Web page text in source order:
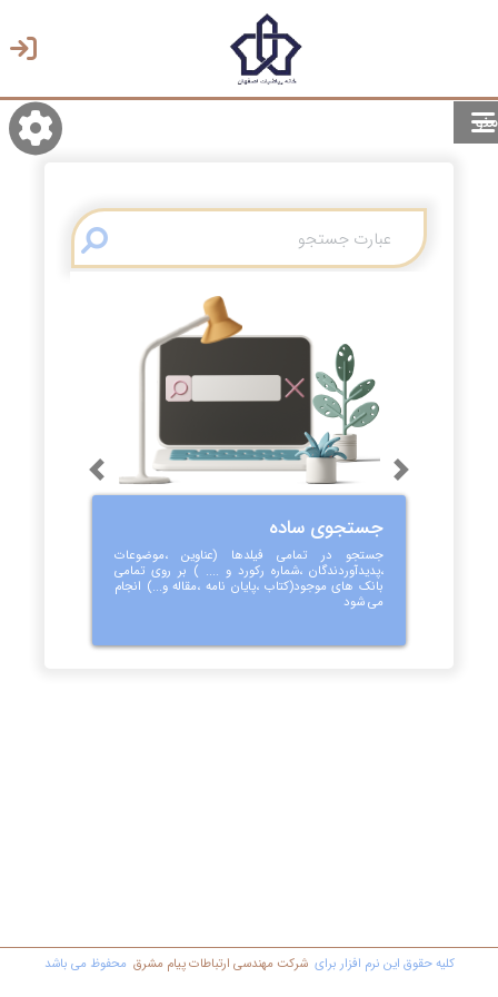
منو
انتخاب زبان
جستجوی ساده
جستجو در تمامی فیلدها (عناوین ،موضوعات
،پدیدآوردندگان ،شماره رکورد و .... ) بر روی تمامی
بانک های موجود(کتاب ،پایان نامه ،مقاله و...) انجام
می شود
Previous Next
کليه حقوق اين نرم افزار برای شرکت مهندسي ارتباطات پیام مشرق محفوظ مي باشد